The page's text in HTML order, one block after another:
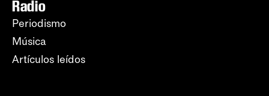
Radio
Periodismo
Música
Artículos leídos